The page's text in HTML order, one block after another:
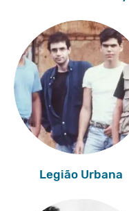
Legião Urbana